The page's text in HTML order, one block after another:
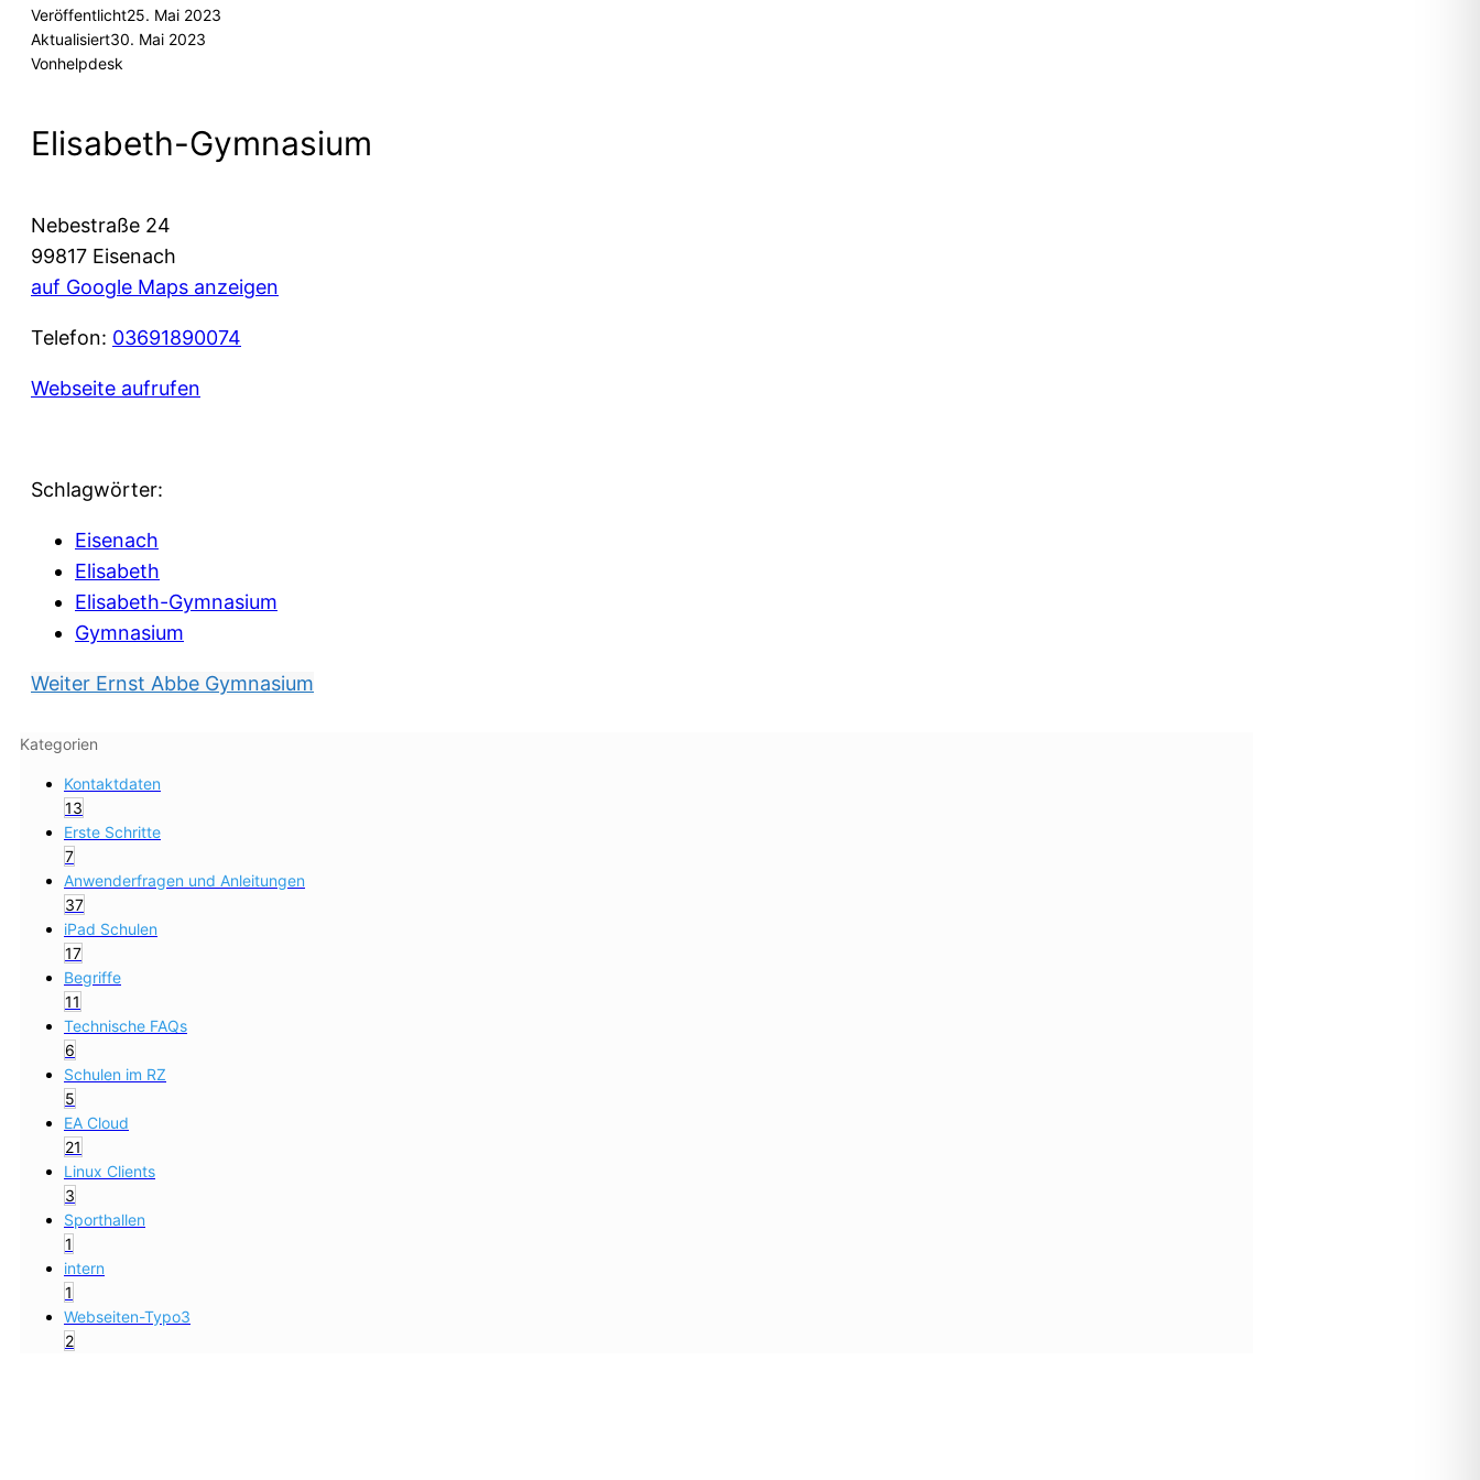
Veröffentlicht25. Mai 2023
Aktualisiert30. Mai 2023
Vonhelpdesk
Elisabeth-Gymnasium
Nebestraße 24
99817 Eisenach
auf Google Maps anzeigen
Telefon: 03691890074
Webseite aufrufen
Schlagwörter:
Eisenach
Elisabeth
Elisabeth-Gymnasium
Gymnasium
Weiter Ernst Abbe Gymnasium
Kategorien
Kontaktdaten
13
Erste Schritte
7
Anwenderfragen und Anleitungen
37
iPad Schulen
17
Begriffe
11
Technische FAQs
6
Schulen im RZ
5
EA Cloud
21
Linux Clients
3
Sporthallen
1
intern
1
Webseiten-Typo3
2